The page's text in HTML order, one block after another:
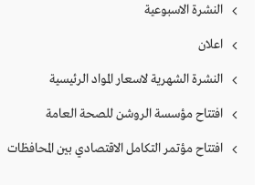
النشرة الاسبوعية
اعلان
النشرة الشهرية لاسعار المواد الرئيسية
افتتاح مؤسسة الروشن للصحة العامة
افتتاح مؤتمر التكامل الاقتصادي بين المحافظات